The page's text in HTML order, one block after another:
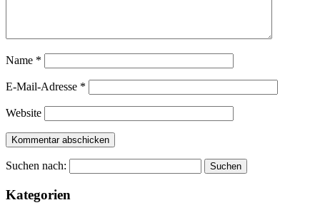
Name *
E-Mail-Adresse *
Website
Suchen nach:
Kategorien